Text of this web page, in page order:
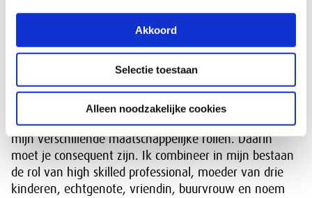
Akkoord
Selectie toestaan
Alleen noodzakelijke cookies
iedereen is in staat om soms verassende bijdrage te
leveren. Iedereen is waardevol.”
Waarin ben je zelf een rolmodel? En
waarom?
“Ik vind dat ik een duidelijke why voor ogen heb in
mijn verschillende maatschappelijke rollen. Daarin
moet je consequent zijn. Ik combineer in mijn bestaan
de rol van high skilled professional, moeder van drie
kinderen, echtgenote, vriendin, buurvrouw en noem